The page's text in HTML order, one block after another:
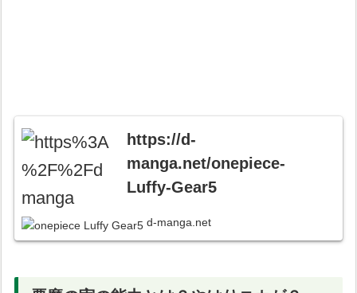
https://d-
manga.net/onepiece-
Luffy-Gear5
d-manga.net